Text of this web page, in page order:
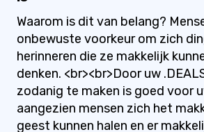
Waarom is dit van belang?
onbewuste voorkeur om zich
herinneren die ze makkelijk
denken. <br><br>Door uw
zodanig te maken is goed voor
aangezien mensen zich het
geest kunnen halen en er